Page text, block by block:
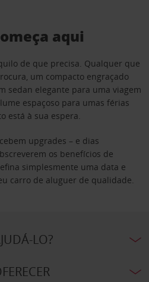
aqui
de que precisa. Qualquer que
um compacto engraçado
sedan elegante para uma viagem
espaçoso para umas férias
está à sua espera.
upgrades – e dias
os benefícios de
simplesmente uma data e
carro de aluguer de qualidade.
LO?